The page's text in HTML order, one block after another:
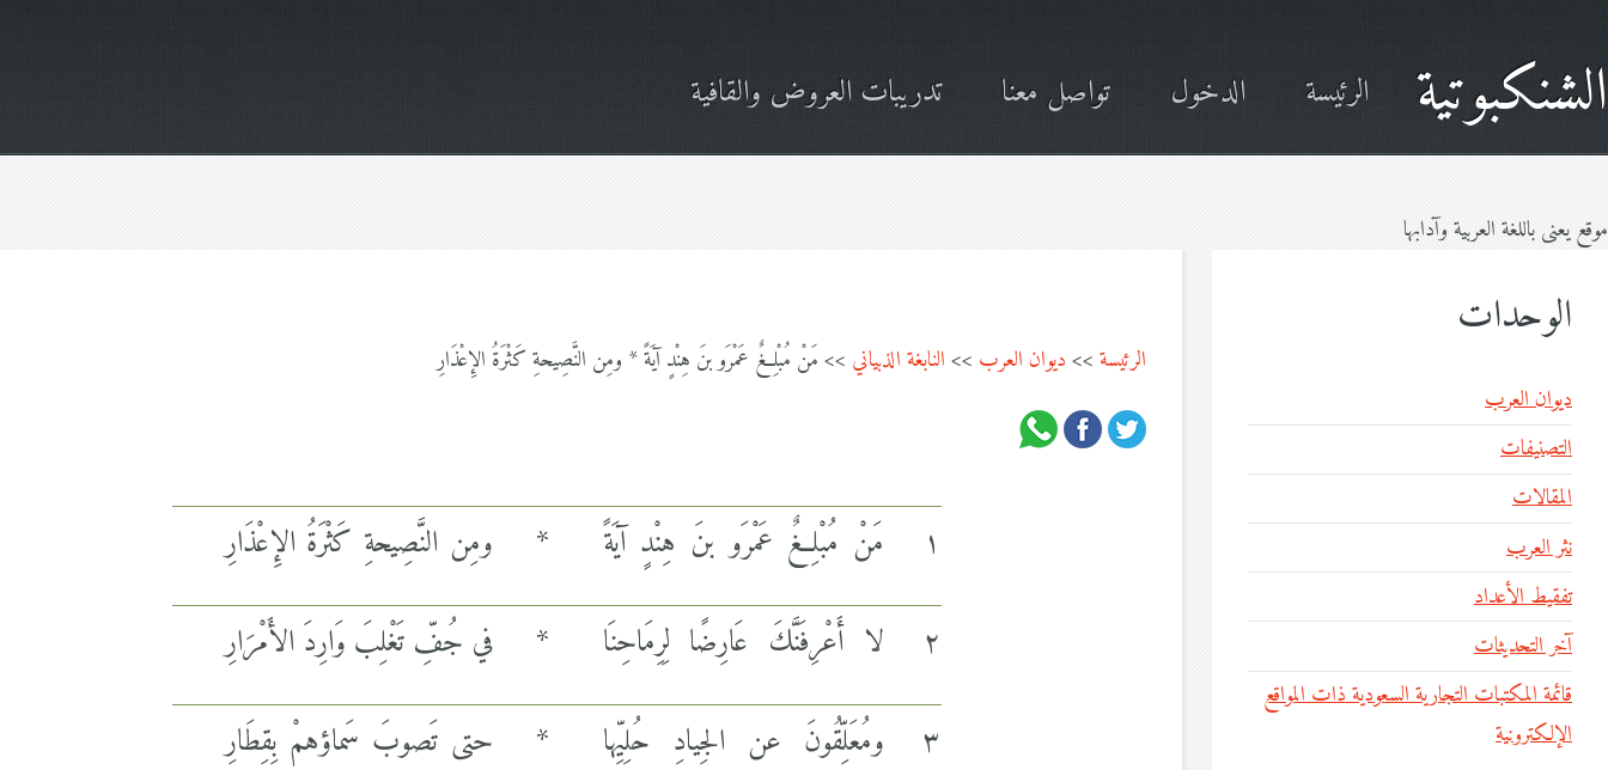
الشنكبوتية الرئيسة الدخول تواصل معنا تدريبات العروض والقافية
موقع يعنى باللغة العربية وآدابها
الرئيسة>>ديوان العرب >>النابغة الذبياني >> مَنْ مُبْلِغٌ عَمْرَو بنَ هِنْدٍ آيَةً * ومِن النَّصِيحةِ كَثْرَةُ الإِعْذَارِ
١ مَنْ مُبْلِغٌ عَمْرَو بنَ هِنْدٍ آيَةً *
ومِن النَّصِيحةِ كَثْرَةُ الإِعْذَارِ
٢
لا أَعْرِفَنَّكَ عَارِضًا لِرِمَاحِنَا *
في جُفِّ تَغْلِبَ وَارِدَ الأَمْرَارِ
٣
ومُعَلِّقُونَ عن الجِيادِ حُلِيِّها *
حتى تَصوبَ سَماؤهمْ بِقِطَارِ
الوحدات
ديوان العرب
التصنيفات
المقالات
نثر العرب
تفقيط الأعداد
آخر التحديثات
قائمة المكتبات التجارية السعودية ذات المواقع
الإلكترونية